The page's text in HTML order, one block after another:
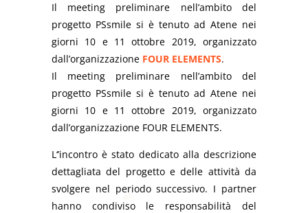
Il meeting preliminare nell’ambito del
progetto PSsmile si è tenuto ad Atene nei
giorni 10 e 11 ottobre 2019, organizzato
dall’organizzazione FOUR ELEMENTS.
Il meeting preliminare nell’ambito del
progetto PSsmile si è tenuto ad Atene nei
giorni 10 e 11 ottobre 2019, organizzato
dall’organizzazione FOUR ELEMENTS.
L‘’incontro è stato dedicato alla descrizione
dettagliata del progetto e delle attività da
svolgere nel periodo successivo. I partner
hanno condiviso le responsabilità del